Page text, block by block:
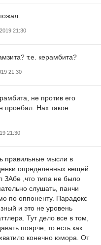
21:30
т.е. керамбита?
21:30
не против его
проебал. Нах такое
21:30
правильные мысли в
определенных вещей.
ЗАбе ,что типа не было
слушать, панчи
по оппоненту. Парадокс
и это не уровень
Тут дело все в том,
поярче, то есть как
конечно юмора. От